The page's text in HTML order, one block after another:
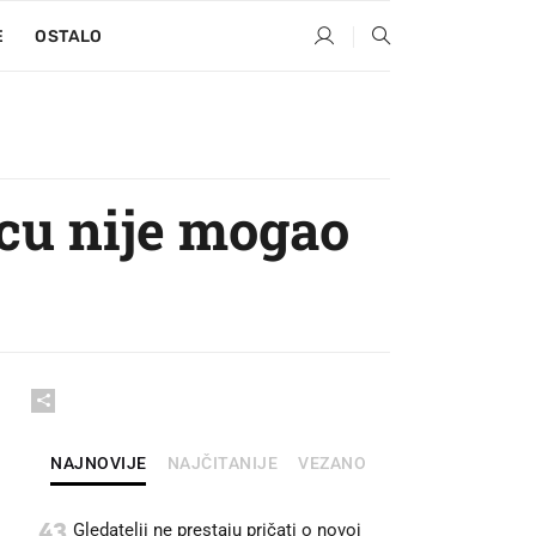
OSTALO
nije mogao
NAJNOVIJE NAJČITANIJE VEZANO
Gledatelji ne prestaju pričati o novoj